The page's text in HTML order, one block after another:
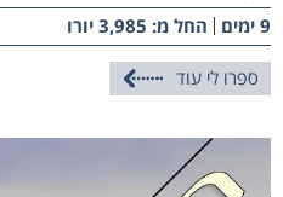
9 ימים החל מ: 3,985 יורו
ספרו לי עוד